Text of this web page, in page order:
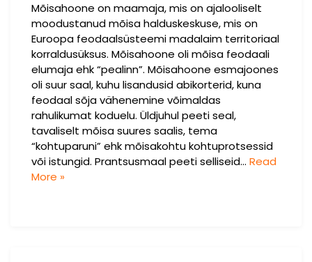
Mõisahoone on maamaja, mis on ajalooliselt
moodustanud mõisa halduskeskuse, mis on
Euroopa feodaalsüsteemi madalaim territoriaal
korraldusüksus. Mõisahoone oli mõisa feodaali
elumaja ehk “pealinn”. Mõisahoone esmajoones
oli suur saal, kuhu lisandusid abikorterid, kuna
feodaal sõja vähenemine võimaldas
rahulikumat koduelu. Üldjuhul peeti seal,
tavaliselt mõisa suures saalis, tema
“kohtuparuni” ehk mõisakohtu kohtuprotsessid
või istungid. Prantsusmaal peeti selliseid… Read
More »